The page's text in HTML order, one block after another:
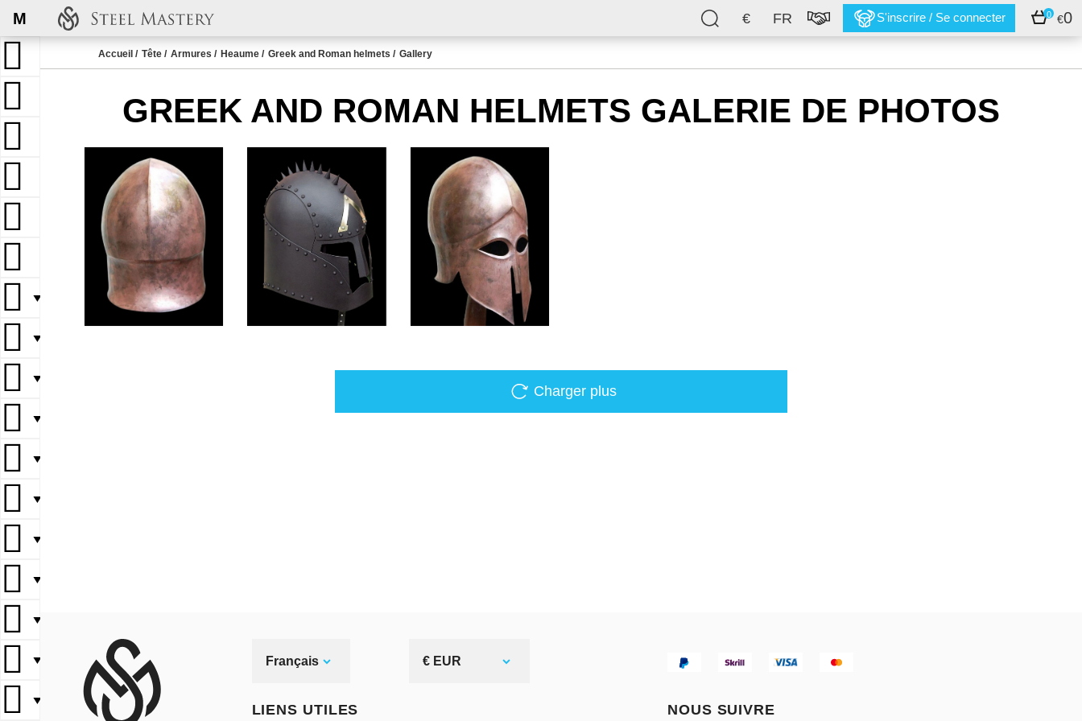
€ FR S'inscrire / Se connecter 0 €0
M
▼
▼
▼
▼
▼
▼
▼
▼
▼
▼
▼
Accueil Tête Armures Heaume Greek and Roman helmets Gallery
GREEK AND ROMAN HELMETS GALERIE DE PHOTOS
Charger plus
Français € EUR
LIENS UTILES NOUS SUIVRE